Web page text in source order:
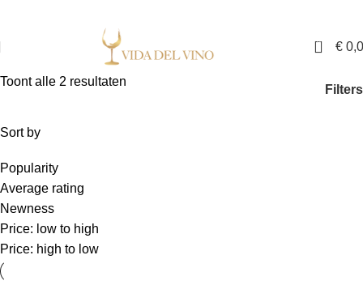
0 €
Toont alle 2 resultaten
Filters
Sort by
Popularity
Average rating
Newness
Price: low to high
Price: high to low